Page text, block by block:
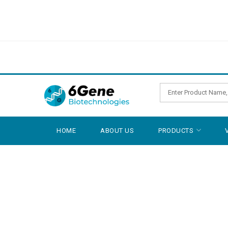
HOME ABOUT US PRODUCTS